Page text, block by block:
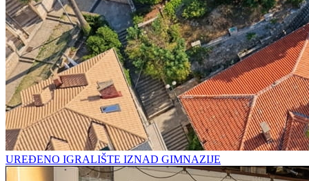
UREĐENO IGRALIŠTE IZNAD GIMNAZIJE